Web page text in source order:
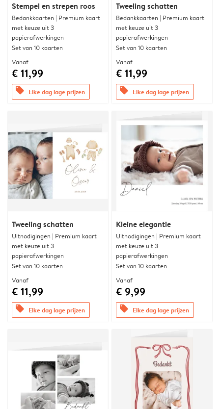
Stempel en strepen roos
Bedankkaarten | Premium kaart
met keuze uit 3
papierafwerkingen
Set van 10 kaarten
Vanaf
€ 11,99
offers Elke dag lage prijzen
Tweeling schatten
Bedankkaarten | Premium kaart
met keuze uit 3
papierafwerkingen
Set van 10 kaarten
Vanaf
€ 11,99
offers Elke dag lage prijzen
Tweeling schatten
Uitnodigingen | Premium kaart
met keuze uit 3
papierafwerkingen
Set van 10 kaarten
Vanaf
€ 11,99
offers Elke dag lage prijzen
Kleine elegantie
Uitnodigingen | Premium kaart
met keuze uit 3
papierafwerkingen
Set van 10 kaarten
Vanaf
€ 9,99
offers Elke dag lage prijzen